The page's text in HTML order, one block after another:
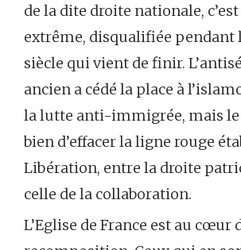
de la dite droite nationale,
extrême, disqualifiée pendant
siècle qui vient de finir.
ancien a cédé la place à
la lutte anti-immigrée, mais
bien d’effacer la ligne rouge
Libération, entre la droite
celle de la collaboration.
L’Eglise de France est au cœur